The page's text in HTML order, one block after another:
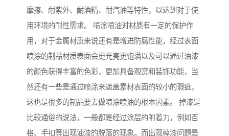
摩擦、耐紫外、耐酒精、耐汽油等特性，以达到对于使
用环境的耐性需求。 喷涂喷油对材质有一定的保护作
用，对于金属材质来说还有是增进防腐性能，经过表面
喷涂的制品材质表面会更光亮更饱满以及可以通过油漆
的颜色获得丰富的色彩，更加具备观赏和装饰功能，当
然还有一些是通过喷涂来遮盖素材表面的较小的瑕疵，
这也是很多的制品要去做喷涂喷油的根本因素。 掉漆是
比较通俗的说法，一般都是经过涂层的附着力，例如百
格、手扣等出现油漆的脱落的现象。而出现掉漆问题是